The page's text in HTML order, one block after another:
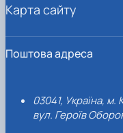
Поштова адреса
03041, Україна, м.
вул. Героїв
Карта сайту